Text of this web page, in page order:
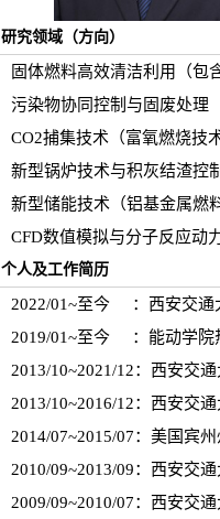
研究领域（方向）
固体燃料高效清洁利用（包
污染物协同控制与固废处理
CO2捕集技术（富氧燃烧技
新型锅炉技术与积灰结渣控
新型储能技术（铝基金属燃
CFD数值模拟与分子反应动
个人及工作简历
2022/01~至今 ：西安交通
2019/01~至今 ：能动学院
2013/10~2021/12：西安交
2013/10~2016/12：西安交
2014/07~2015/07：美国宾
2010/09~2013/09：西安交
2009/09~2010/07：西安交